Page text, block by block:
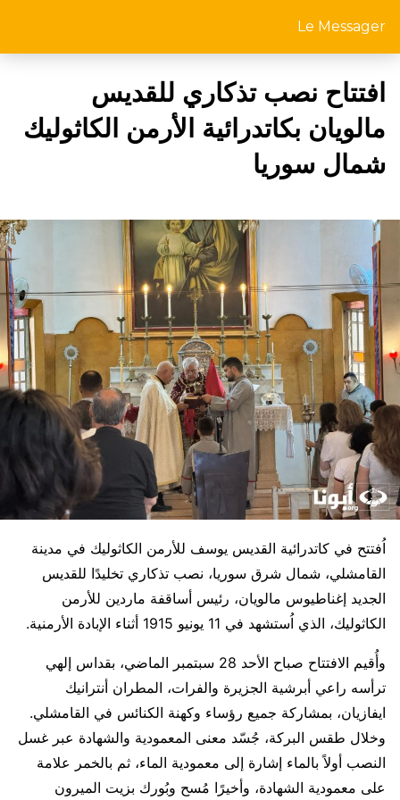
Le Messager
افتتاح نصب تذكاري للقديس
مالويان بكاتدرائية الأرمن الكاثوليك
شمال سوريا
اُفتتح في كاتدرائية القديس يوسف للأرمن الكاثوليك في مدينة
القامشلي، شمال شرق سوريا، نصب تذكاري تخليدًا للقديس
الجديد إغناطيوس مالويان، رئيس أساقفة ماردين للأرمن
الكاثوليك، الذي اُستشهد في 11 يونيو 1915 أثناء الإبادة الأرمنية.
وأُقيم الافتتاح صباح الأحد 28 سبتمبر الماضي، بقداس إلهي
ترأسه راعي أبرشية الجزيرة والفرات، المطران أنترانيك
ايفازيان، بمشاركة جميع رؤساء وكهنة الكنائس في القامشلي.
وخلال طقس البركة، جُسّد معنى المعمودية والشهادة عبر غسل
النصب أولاً بالماء إشارة إلى معمودية الماء، ثم بالخمر علامة
على معمودية الشهادة، وأخيرًا مُسح وبُورك بزيت الميرون